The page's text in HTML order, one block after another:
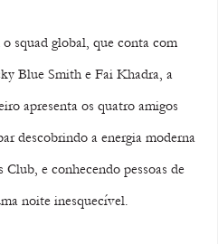
squad global, que conta com
Blue Smith e Fai Khadra, a
apresenta os quatro amigos
descobrindo a energia moderna
Club, e conhecendo pessoas de
noite inesquecível.